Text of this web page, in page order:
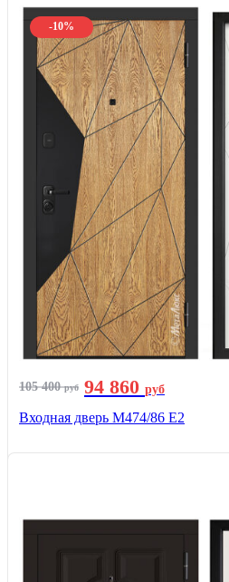
-10%
105 400руб 94 860 руб
Входная дверь М474/86 Е2